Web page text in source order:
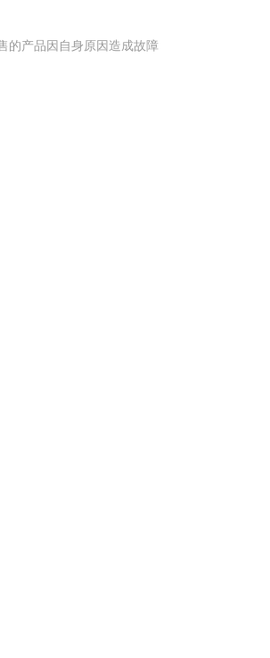
的产品因自身原因造成故障